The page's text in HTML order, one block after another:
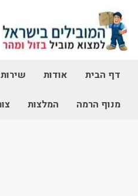
דף הבית אודות
מנוף הרמה המלצות